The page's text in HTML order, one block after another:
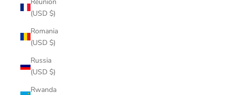
(USD $)
Romania
(USD $)
Russia
(USD $)
Rwanda